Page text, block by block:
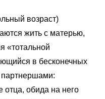
возраст)
жить с матерью,
«тотальной
в бесконечных
отца, обида на него